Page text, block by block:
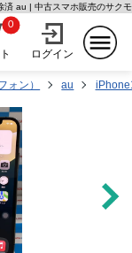
au | 中古スマホ販売のサク
0
ログイン
ォン） au